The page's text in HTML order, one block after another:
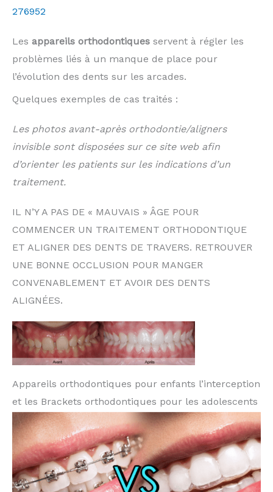
276952
Les appareils orthodontiques servent à régler les
problèmes liés à un manque de place pour
l’évolution des dents sur les arcades.
Quelques exemples de cas traités :
Les photos avant-après orthodontie/aligners
invisible sont disposées sur ce site web afin
d’orienter les patients sur les indications d’un
traitement.
IL N’Y A PAS DE « MAUVAIS » ÂGE POUR
COMMENCER UN TRAITEMENT ORTHODONTIQUE
ET ALIGNER DES DENTS DE TRAVERS. RETROUVER
UNE BONNE OCCLUSION POUR MANGER
CONVENABLEMENT ET AVOIR DES DENTS
ALIGNÉES.
Appareils orthodontiques pour enfants l’interception
et les Brackets orthodontiques pour les adolescents